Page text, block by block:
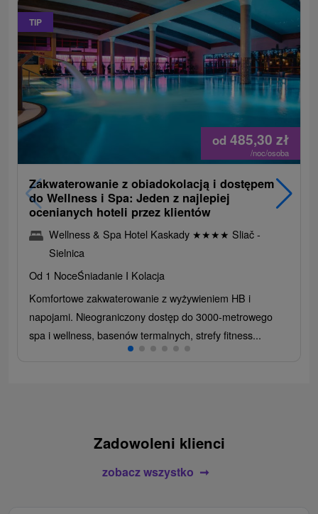
TIP
od 485,30 zł
/noc/osoba
Zakwaterowanie z obiadokolacją i dostępem
do Wellness i Spa: Jeden z najlepiej
ocenianych hoteli przez klientów
Wellness & Spa Hotel Kaskady ★★★★ Sliač -
Sielnica
Od 1 NoceŚniadanie I Kolacja
Komfortowe zakwaterowanie z wyżywieniem HB i
napojami. Nieograniczony dostęp do 3000-metrowego
spa i wellness, basenów termalnych, strefy fitness...
Zadowoleni klienci
zobacz wszystko